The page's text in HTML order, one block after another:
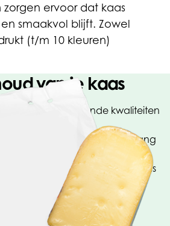
zorgen ervoor dat kaas
smaakvol blijft. Zowel
(t/m 10 kleuren)
van je kaas
wij in verschillende kwaliteiten
kaas in onze
verpakken, kun je er extra lang
voor perfect en langer
De zakken zijn geheel naar wens